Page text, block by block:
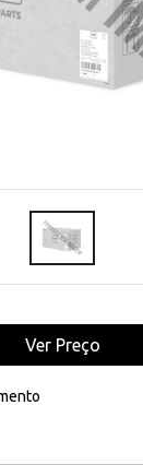
Ver Preço